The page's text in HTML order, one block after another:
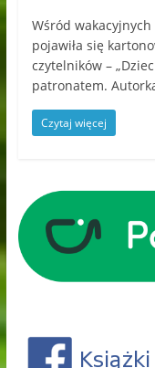
Wśród
pojawiła się
czytelników –
patronatem.
Czytaj więcej